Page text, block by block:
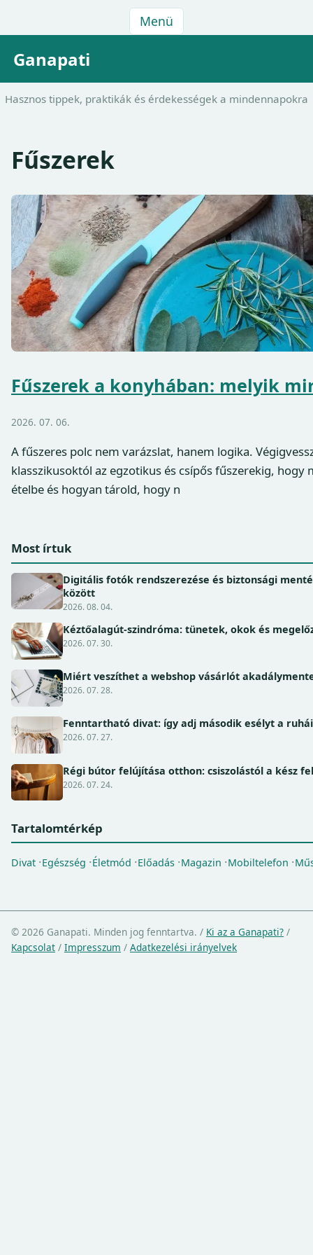
Menü
Ganapati
Hasznos tippek, praktikák és érdekességek a mindennapokra
Fűszerek
Fűszerek a konyhában: melyik
2026. 07. 06.
A fűszeres polc nem varázslat, hanem logika.
klasszikusoktól az egzotikus és csípős fűszerekig,
ételbe és hogyan tárold, hogy n
Most írtuk
Digitális fotók rendszerezése és biztonsági
között
2026. 08. 04.
Kéztőalagút-szindróma: tünetek, okok és
2026. 07. 30.
Miért veszíthet a webshop vásárlót
2026. 07. 28.
Fenntartható divat: így adj második esélyt a
2026. 07. 27.
Régi bútor felújítása otthon: csiszolástól a kész
2026. 07. 24.
Tartalomtérkép
Divat Egészség Életmód Előadás Magazin Mobiltelefon
© 2026 Ganapati. Minden jog fenntartva. / Ki az a Ganapati? /
Kapcsolat / Impresszum / Adatkezelési irányelvek